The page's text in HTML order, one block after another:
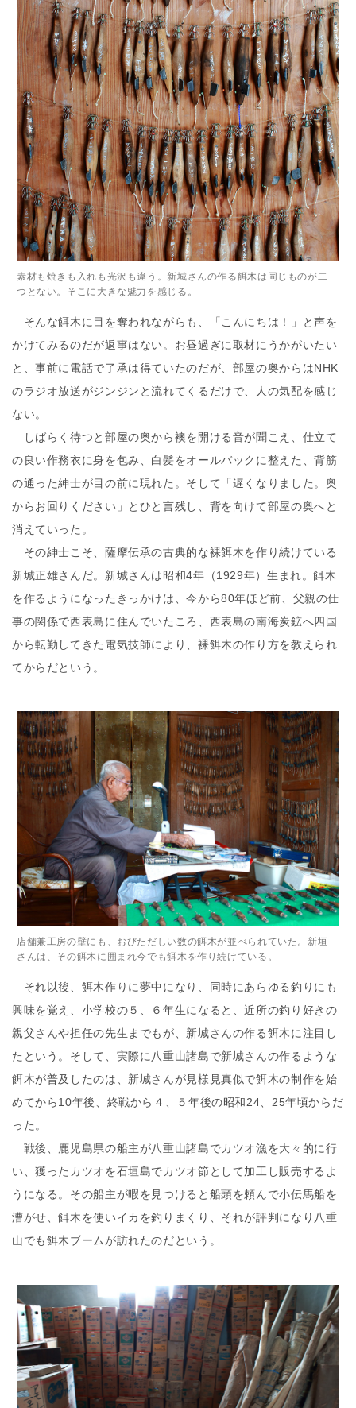
素材も焼きも入れも光沢も違う。新城さんの作る餌木は同じものが二
つとない。そこに大きな魅力を感じる。
そんな餌木に目を奪われながらも、「こんにちは！」と声を
かけてみるのだが返事はない。お昼過ぎに取材にうかがいたい
と、事前に電話で了承は得ていたのだが、部屋の奥からはNHK
のラジオ放送がジンジンと流れてくるだけで、人の気配を感じ
ない。
しばらく待つと部屋の奥から襖を開ける音が聞こえ、仕立て
の良い作務衣に身を包み、白髪をオールバックに整えた、背筋
の通った紳士が目の前に現れた。そして「遅くなりました。奥
からお回りください」とひと言残し、背を向けて部屋の奥へと
消えていった。
その紳士こそ、薩摩伝承の古典的な裸餌木を作り続けている
新城正雄さんだ。新城さんは昭和4年（1929年）生まれ。餌木
を作るようになったきっかけは、今から80年ほど前、父親の仕
事の関係で西表島に住んでいたころ、西表島の南海炭鉱へ四国
から転勤してきた電気技師により、裸餌木の作り方を教えられ
てからだという。
店舗兼工房の壁にも、おびただしい数の餌木が並べられていた。新垣
さんは、その餌木に囲まれ今でも餌木を作り続けている。
それ以後、餌木作りに夢中になり、同時にあらゆる釣りにも
興味を覚え、小学校の５、６年生になると、近所の釣り好きの
親父さんや担任の先生までもが、新城さんの作る餌木に注目し
たという。そして、実際に八重山諸島で新城さんの作るような
餌木が普及したのは、新城さんが見様見真似で餌木の制作を始
めてから10年後、終戦から４、５年後の昭和24、25年頃からだ
った。
戦後、鹿児島県の船主が八重山諸島でカツオ漁を大々的に行
い、獲ったカツオを石垣島でカツオ節として加工し販売するよ
うになる。その船主が暇を見つけると船頭を頼んで小伝馬船を
漕がせ、餌木を使いイカを釣りまくり、それが評判になり八重
山でも餌木ブームが訪れたのだという。